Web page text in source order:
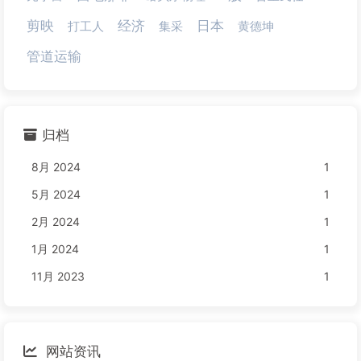
剪映 打工人 经济 集采 日本 黄德坤
管道运输
归档
8月 2024
1
5月 2024
1
2月 2024
1
1月 2024
1
11月 2023
1
网站资讯